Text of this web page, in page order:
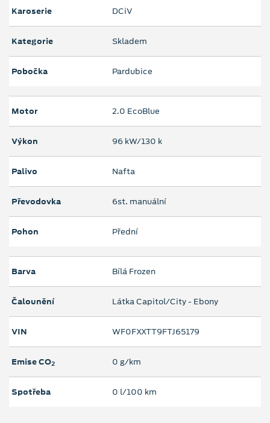
Karoserie DCiV
Kategorie Skladem
Pobočka Pardubice
Motor 2.0 EcoBlue
Výkon 96 kW/130 k
Palivo Nafta
Převodovka 6st. manuální
Pohon Přední
Barva Bílá Frozen
Čalounění Látka Capitol/City - Ebony
VIN WF0FXXTT9FTJ65179
Emise CO2 0 g/km
Spotřeba 0 l/100 km